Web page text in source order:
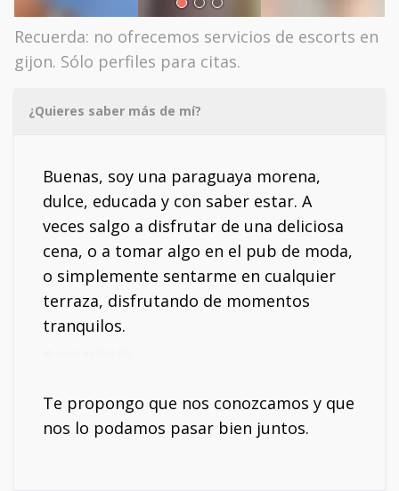
Recuerda: no ofrecemos servicios de escorts en
gijon. Sólo perfiles para citas.
¿Quieres saber más de mí?
Buenas, soy una paraguaya morena,
dulce, educada y con saber estar. A
veces salgo a disfrutar de una deliciosa
cena, o a tomar algo en el pub de moda,
o simplemente sentarme en cualquier
terraza, disfrutando de momentos
tranquilos.
Te propongo que nos conozcamos y que
nos lo podamos pasar bien juntos.